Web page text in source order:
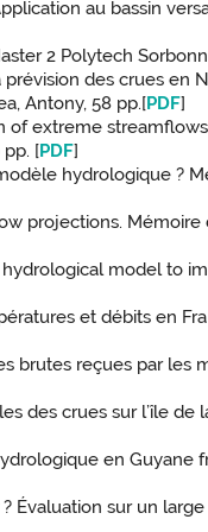
au bassin
2 Polytech
des crues en
Antony, 58 pp.[PDF]
extreme
[PDF]
hydrologique ?
projections. Mémoire
model to
et débits en
brutes reçues par
des crues sur l’île de
en Guyane
Évaluation sur un